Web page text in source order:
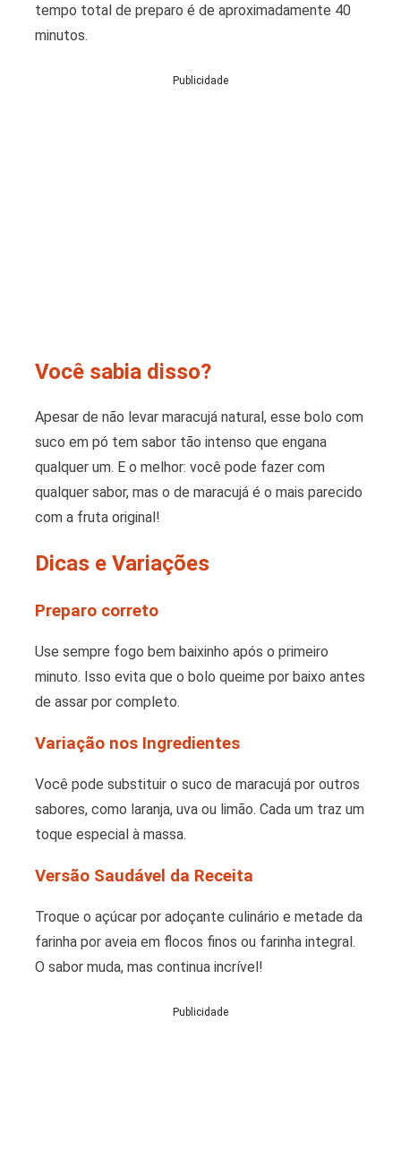
tempo total de preparo é de aproximadamente 40
minutos.
Publicidade
Você sabia disso?
Apesar de não levar maracujá natural, esse bolo com
suco em pó tem sabor tão intenso que engana
qualquer um. E o melhor: você pode fazer com
qualquer sabor, mas o de maracujá é o mais parecido
com a fruta original!
Dicas e Variações
Preparo correto
Use sempre fogo bem baixinho após o primeiro
minuto. Isso evita que o bolo queime por baixo antes
de assar por completo.
Variação nos Ingredientes
Você pode substituir o suco de maracujá por outros
sabores, como laranja, uva ou limão. Cada um traz um
toque especial à massa.
Versão Saudável da Receita
Troque o açúcar por adoçante culinário e metade da
farinha por aveia em flocos finos ou farinha integral.
O sabor muda, mas continua incrível!
Publicidade